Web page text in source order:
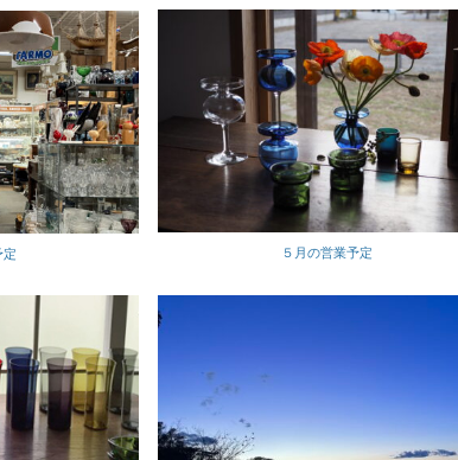
５月の営業予定
定